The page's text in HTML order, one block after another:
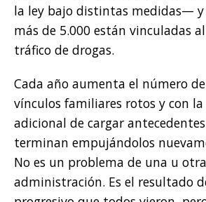
la ley bajo distintas medidas— y
más de 5.000 están vinculadas
tráfico de drogas.
Cada año aumenta el número
vínculos familiares rotos y con
adicional de cargar
terminan empujándolos
No es un problema de una u otra
administración. Es el resultado